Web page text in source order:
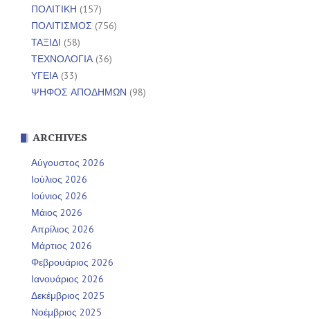
ΠΟΛΙΤΙΚΗ (157)
ΠΟΛΙΤΙΣΜΟΣ (756)
ΤΑΞΙΔΙ (58)
ΤΕΧΝΟΛΟΓΙΑ(36)
ΥΓΕΙΑ(33)
ΨΗΦΟΣ ΑΠΟΔΗΜΩΝ (98)
ARCHIVES
Αύγουστος 2026
Ιούλιος 2026
Ιούνιος 2026
Μάιος 2026
Απρίλιος 2026
Μάρτιος 2026
Φεβρουάριος 2026
Ιανουάριος 2026
Δεκέμβριος 2025
Νοέμβριος 2025